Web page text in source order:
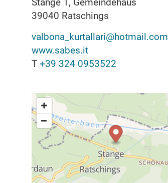
39040 Ratschings
valbona_kurtallari@hotmail.com
www.sabes.it
T +39 324 0953522